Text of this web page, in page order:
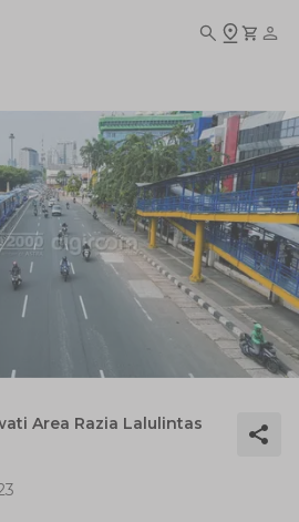
Area Razia Lalulintas